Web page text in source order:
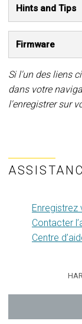
Hints and Tips
Firmware
Si l'un des liens
dans votre
l'enregistrer sur
Contacter
Centre